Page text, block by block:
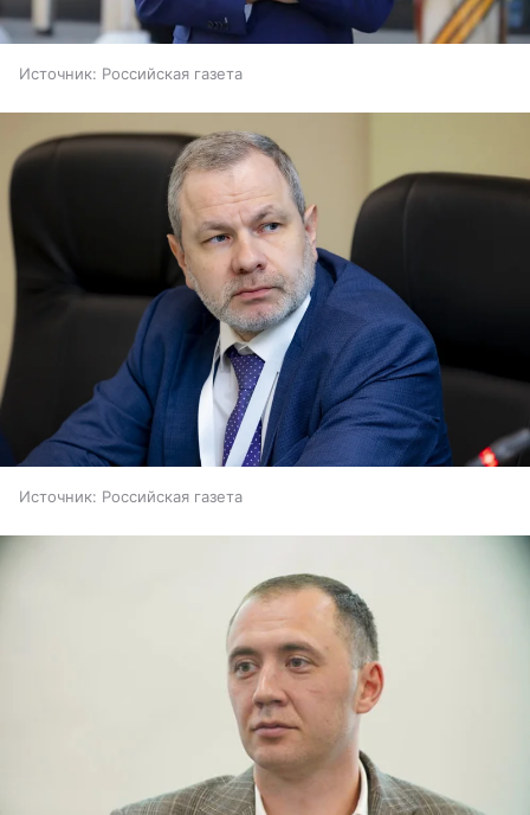
Источник: Российская газета
Источник: Российская газета